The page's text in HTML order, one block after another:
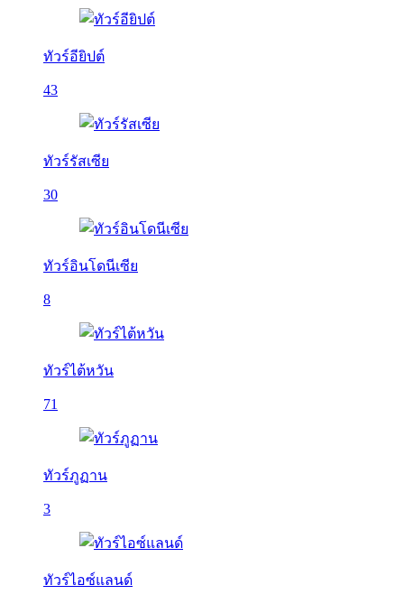
ทัวร์อียิปต์
43
ทัวร์รัสเซีย
30
ทัวร์อินโดนีเซีย
8
ทัวร์ไต้หวัน
71
ทัวร์ภูฏาน
3
ทัวร์ไอซ์แลนด์